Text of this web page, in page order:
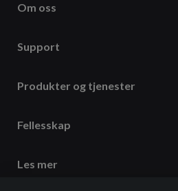
Om oss
Support
Produkter og tjenester
Fellesskap
Les mer